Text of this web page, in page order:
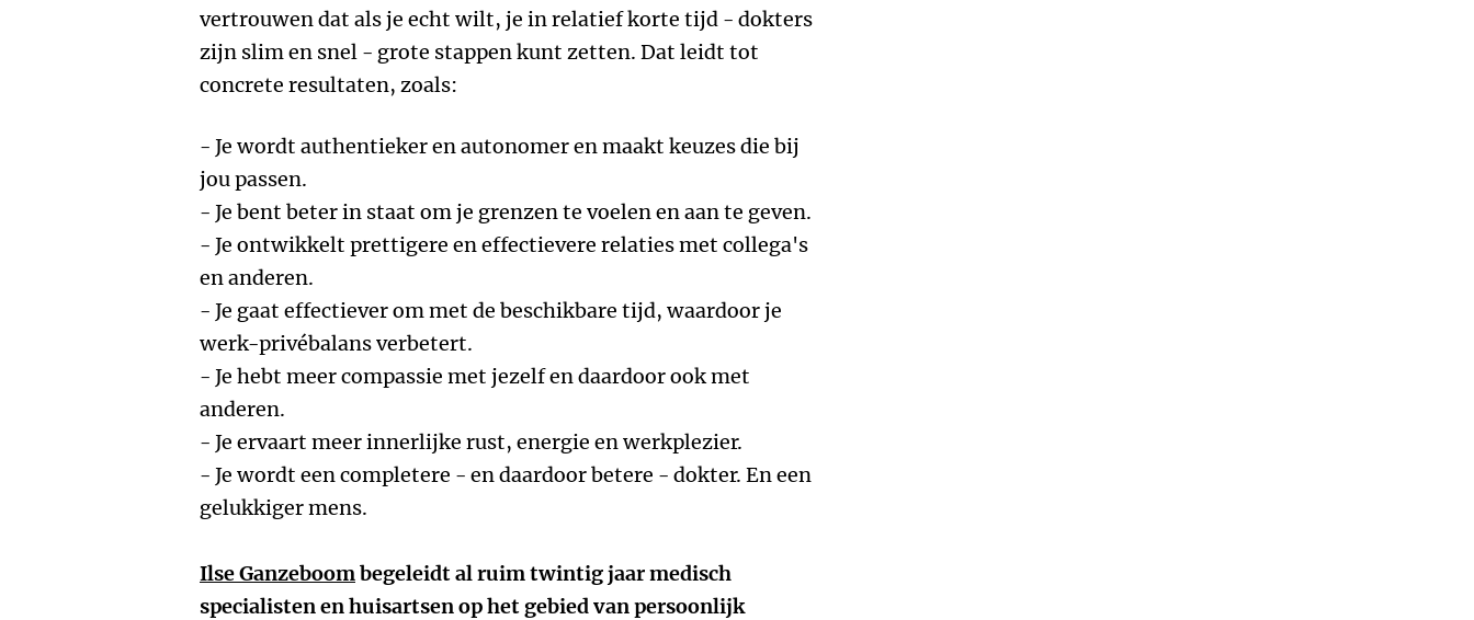
vertrouwen dat als je echt wilt, je in relatief korte tijd - dokters
zijn slim en snel - grote stappen kunt zetten. Dat leidt tot
concrete resultaten, zoals:
- Je wordt authentieker en autonomer en maakt keuzes die bij
jou passen.
- Je bent beter in staat om je grenzen te voelen en aan te geven.
- Je ontwikkelt prettigere en effectievere relaties met collega's
en anderen.
- Je gaat effectiever om met de beschikbare tijd, waardoor je
werk-privébalans verbetert.
- Je hebt meer compassie met jezelf en daardoor ook met
anderen.
- Je ervaart meer innerlijke rust, energie en werkplezier.
- Je wordt een completere - en daardoor betere - dokter. En een
gelukkiger mens.
Ilse Ganzeboombegeleidt al ruim twintig jaar medisch
specialisten en huisartsen op het gebied van persoonlijk